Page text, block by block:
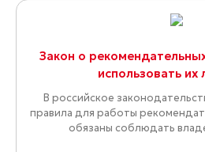
Закон о
использовать их
В российское
правила для работы
обязаны соблюдать